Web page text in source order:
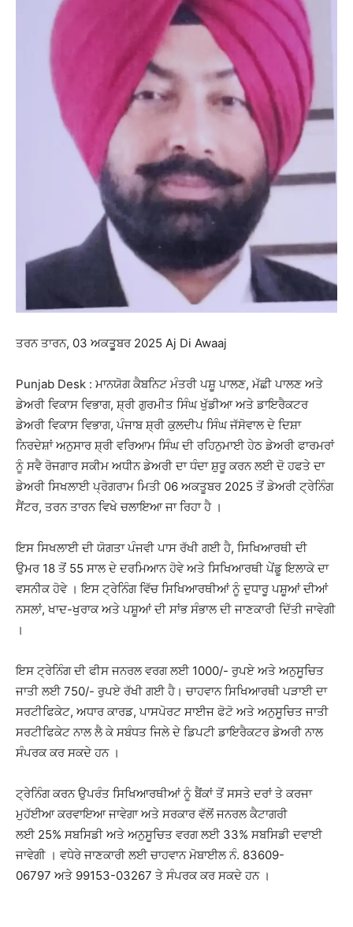
ਤਰਨ ਤਾਰਨ, 03 ਅਕਤੂੂਬਰ 2025 Aj Di Awaaj
Punjab Desk : ਮਾਨਯੋਗ ਕੈਬਨਿਟ ਮੰਤਰੀ ਪਸ਼ੂ ਪਾਲਣ, ਮੱਛੀ ਪਾਲਣ ਅਤੇ
ਡੇਅਰੀ ਵਿਕਾਸ ਵਿਭਾਗ, ਸ਼੍ਰੀ ਗੁਰਮੀਤ ਸਿੰਘ ਖੁੱਡੀਆ ਅਤੇ ਡਾਇਰੈਕਟਰ
ਡੇਅਰੀ ਵਿਕਾਸ ਵਿਭਾਗ, ਪੰਜਾਬ ਸ਼੍ਰੀ ਕੁਲਦੀਪ ਸਿੰਘ ਜੱਸੋਵਾਲ ਦੇ ਦਿਸ਼ਾ
ਨਿਰਦੇਸ਼ਾਂ ਅਨੁਸਾਰ ਸ਼੍ਰੀ ਵਰਿਆਮ ਸਿੰਘ ਦੀ ਰਹਿਨੁਮਾਈ ਹੇਠ ਡੇਅਰੀ ਫਾਰਮਰਾਂ
ਨੂੰ ਸਵੈ ਰੋਜਗਾਰ ਸਕੀਮ ਅਧੀਨ ਡੇਅਰੀ ਦਾ ਧੰਦਾ ਸ਼ੁਰੂ ਕਰਨ ਲਈ ਦੋ ਹਫਤੇ ਦਾ
ਡੇਅਰੀ ਸਿਖਲਾਈ ਪ੍ਰੋਗਰਾਮ ਮਿਤੀ 06 ਅਕਤੂਬਰ 2025 ਤੋਂ ਡੇਅਰੀ ਟ੍ਰੇਨਿੰਗ
ਸੈਂਟਰ, ਤਰਨ ਤਾਰਨ ਵਿਖੇ ਚਲਾਇਆ ਜਾ ਰਿਹਾ ਹੈ ।
ਇਸ ਸਿਖਲਾਈ ਦੀ ਯੋਗਤਾ ਪੰਜਵੀ ਪਾਸ ਰੱਖੀ ਗਈ ਹੈ, ਸਿਖਿਆਰਥੀ ਦੀ
ਉਮਰ 18 ਤੋਂ 55 ਸਾਲ ਦੇ ਦਰਮਿਆਨ ਹੋਵੇ ਅਤੇ ਸਿਖਿਆਰਥੀ ਪੇਂਡੂ ਇਲਾਕੇ ਦਾ
ਵਸਨੀਕ ਹੋਵੇ । ਇਸ ਟ੍ਰੇਨਿੰਗ ਵਿੱਚ ਸਿਖਿਆਰਥੀਆਂ ਨੂੰ ਦੁਧਾਰੂ ਪਸ਼ੂਆਂ ਦੀਆਂ
ਨਸਲਾਂ, ਖਾਦ-ਖੁਰਾਕ ਅਤੇ ਪਸ਼ੂਆਂ ਦੀ ਸਾਂਭ ਸੰਭਾਲ ਦੀ ਜਾਣਕਾਰੀ ਦਿੱਤੀ ਜਾਵੇਗੀ
।
ਇਸ ਟ੍ਰੇਨਿੰਗ ਦੀ ਫੀਸ ਜਨਰਲ ਵਰਗ ਲਈ 1000/- ਰੁਪਏ ਅਤੇ ਅਨੁਸੂਚਿਤ
ਜਾਤੀ ਲਈ 750/- ਰੁਪਏ ਰੱਖੀ ਗਈ ਹੈ। ਚਾਹਵਾਨ ਸਿਖਿਆਰਥੀ ਪੜਾਈ ਦਾ
ਸਰਟੀਫਿਕੇਟ, ਅਧਾਰ ਕਾਰਡ, ਪਾਸਪੋਰਟ ਸਾਈਜ ਫੋਟੋ ਅਤੇ ਅਨੁਸੂਚਿਤ ਜਾਤੀ
ਸਰਟੀਫਿਕੇਟ ਨਾਲ ਲੈ ਕੇ ਸਬੰਧਤ ਜਿਲੇ ਦੇ ਡਿਪਟੀ ਡਾਇਰੈਕਟਰ ਡੇਅਰੀ ਨਾਲ
ਸੰਪਰਕ ਕਰ ਸਕਦੇ ਹਨ ।
ਟ੍ਰੇਨਿੰਗ ਕਰਨ ਉਪਰੰਤ ਸਿਖਿਆਰਥੀਆਂ ਨੂੰ ਬੈਂਕਾਂ ਤੋਂ ਸਸਤੇ ਦਰਾਂ ਤੇ ਕਰਜਾ
ਮੁਹੱਈਆ ਕਰਵਾਇਆ ਜਾਵੇਗਾ ਅਤੇ ਸਰਕਾਰ ਵੱਲੋਂ ਜਨਰਲ ਕੈਟਾਗਰੀ
ਲਈ 25% ਸਬਸਿਡੀ ਅਤੇ ਅਨੁਸੂਚਿਤ ਵਰਗ ਲਈ 33% ਸਬਸਿਡੀ ਦਵਾਈ
ਜਾਵੇਗੀ । ਵਧੇਰੇ ਜਾਣਕਾਰੀ ਲਈ ਚਾਹਵਾਨ ਮੋਬਾਈਲ ਨੰ. 83609-
06797 ਅਤੇ 99153-03267 ਤੇ ਸੰਪਰਕ ਕਰ ਸਕਦੇ ਹਨ ।